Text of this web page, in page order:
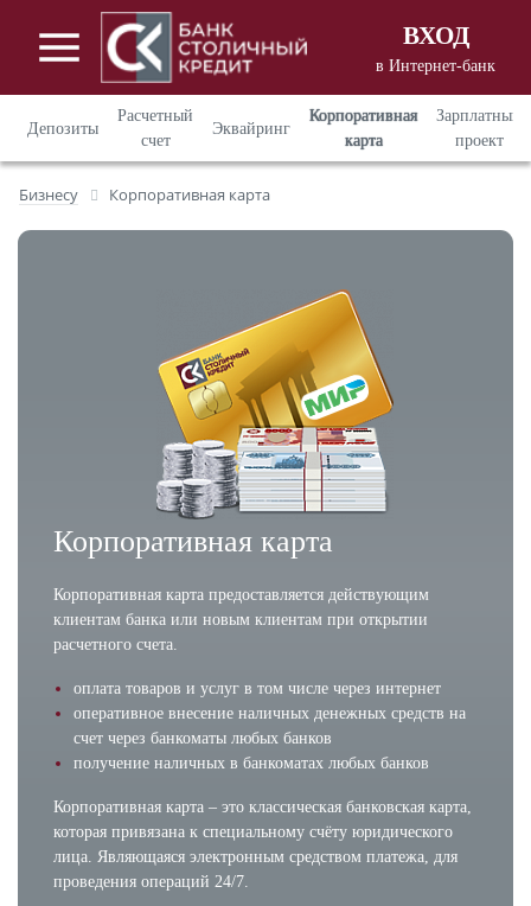
ВХОД
в Интернет-банк
Вход в Интернет - банкингдля
корпоративных клиентов
Вход в Интернет - банкинг
Депозиты
Расчетный
счет
Эквайринг
Корпоративная
карта
Зарплатный
проект
Бизнесу Корпоративная карта
Корпоративная карта
Корпоративная карта – это классическая банковская карта,
которая привязана к специальному счёту юридического
лица. Являющаяся электронным средством платежа, для
проведения операций 24/7.
оплата товаров и услуг в том числе через интернет
оперативное внесение наличных денежных средств на
счет через банкоматы любых банков
получение наличных в банкоматах любых банков
Корпоративная карта предоставляется действующим
клиентам банка или новым клиентам при открытии
расчетного счета.